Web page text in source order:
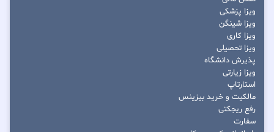
ویزا پزشکی
ویزا شینگن
ویزا کاری
ویزا تحصیلی
پذیرش دانشگاه
ویزا زیارتی
استارتاپ
مالکیت و خرید بیزینس
رفع ریجکتی
سفارت